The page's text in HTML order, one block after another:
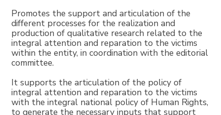
Promotes the support and articulation of the
different processes for the realization and
production of qualitative research related to the
integral attention and reparation to the victims
within the entity, in coordination with the editorial
committee.
It supports the articulation of the policy of
integral attention and reparation to the victims
with the integral national policy of Human Rights,
to generate the necessary inputs that support